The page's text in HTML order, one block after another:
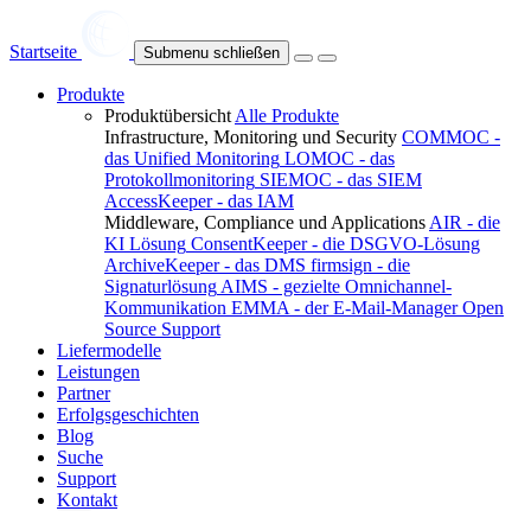
Startseite Submenu schließen
Produkte
Produktübersicht Alle Produkte
Infrastructure, Monitoring und Security COMMOC -
das Unified Monitoring LOMOC - das
Protokollmonitoring SIEMOC - das SIEM
AccessKeeper - das IAM
Middleware, Compliance und Applications AIR - die
KI Lösung ConsentKeeper - die DSGVO-Lösung
ArchiveKeeper - das DMS firmsign - die
Signaturlösung AIMS - gezielte Omnichannel-
Kommunikation EMMA - der E-Mail-Manager Open
Source Support
Liefermodelle
Leistungen
Partner
Erfolgsgeschichten
Blog
Suche
Support
Kontakt